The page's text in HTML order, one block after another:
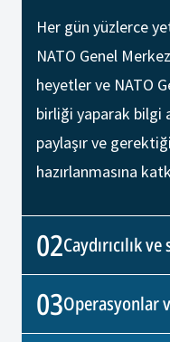
Her gün yüzlerce
NATO Genel
heyetler ve NATO
birliği yaparak bilgi
paylaşır ve
hazırlanmasına
02Caydırıcılık
03Operasyonlar